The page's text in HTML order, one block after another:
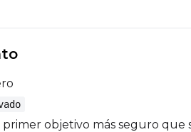
primer objetivo más seguro